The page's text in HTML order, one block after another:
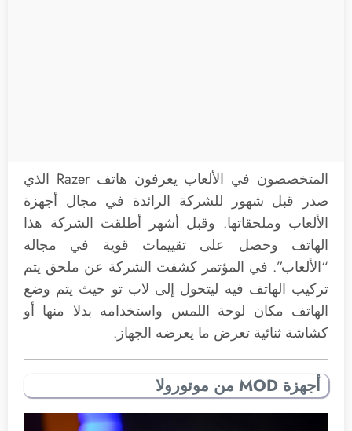
المتخصصون في الألعاب يعرفون هاتف Razer الذي
صدر قبل شهور للشركة الرائدة في مجال أجهزة
الألعاب وملحقاتها. وقبل أشهر أطلقت الشركة هذا
الهاتف وحصل على تقييمات قوية في مجاله
“الألعاب”. في المؤتمر كشفت الشركة عن ملحق يتم
تركيب الهاتف فيه ليتحول إلى لاب تو حيث يتم وضع
الهاتف مكان لوحة اللمس واستخدامه بدلا منها أو
كشاشة ثنائية تعرض ما يعرضه الجهاز.
أجهزة MOD من موتورولا